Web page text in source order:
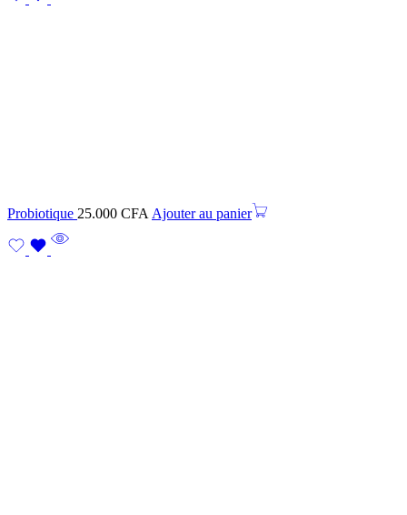
Probiotique 25.000 CFA Ajouter au panier